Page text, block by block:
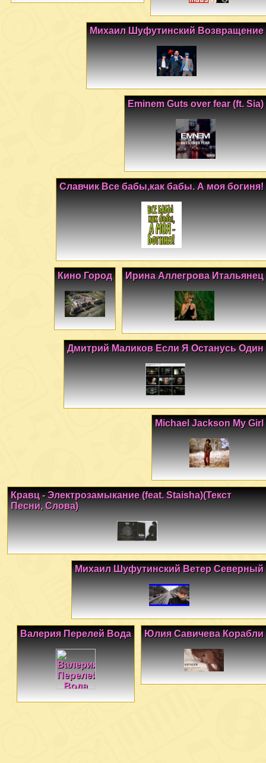
Михаил Шуфутинский Возвращение
Eminem Guts over fear (ft. Sia)
Славчик Все бабы,как бабы. А моя богиня!
Ирина Аллегрова Итальянец
Кино Город
Дмитрий Маликов Если Я Останусь Один
Michael Jackson My Girl
Кравц - Электрозамыкание (feat. Staisha)(Текст
Песни, Слова)
Михаил Шуфутинский Ветер Северный
Юлия Савичева Корабли
Валерия Перелей Вода